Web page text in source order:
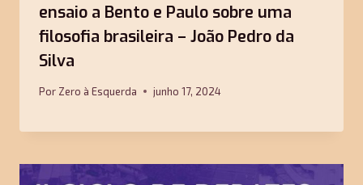
ensaio a Bento e Paulo sobre uma
filosofia brasileira – João Pedro da
Silva
Por Zero à Esquerda junho 17, 2024